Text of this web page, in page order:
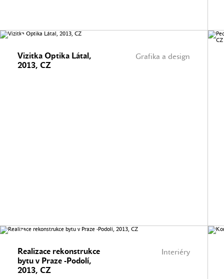
Grafika a design
Vizitka Optika Látal,
2013, CZ
Interiéry
Realizace rekonstrukce
bytu v Praze -Podolí,
2013, CZ